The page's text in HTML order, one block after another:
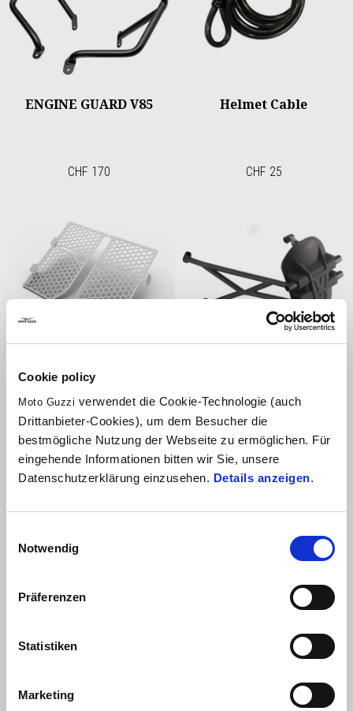
Cookie policy
Moto Guzzi verwendet die Cookie-Technologie (auch
Drittanbieter-Cookies), um dem Besucher die
bestmögliche Nutzung der Webseite zu ermöglichen. Für
eingehende Informationen bitten wir Sie, unsere
Datenschutzerklärung einzusehen. Details anzeigen.
Notwendig
Präferenzen
Statistiken
Marketing
ENGINE GUARD V85
CHF 170
Helmet Cable
CHF 25
RADIATOR GRILLE
CHF 189 CHF 209
RUBBER FOOTHOLDER
SHAFT DRIVE